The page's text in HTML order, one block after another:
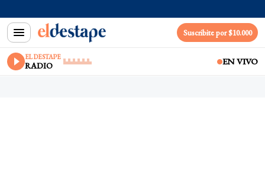
Suscribite por $10.000
EL DESTAPE
RADIO EN VIVO